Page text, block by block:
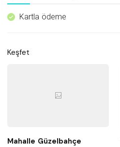
^ Kartla ödeme
Keşfet
Mahalle Güzelbahçe